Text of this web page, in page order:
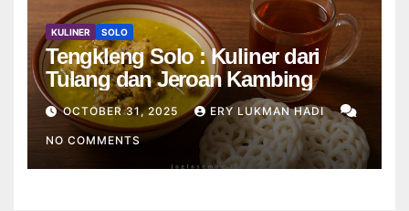
KULINER SOLO
Tengkleng Solo : Kuliner dari
Tulang dan Jeroan Kambing
OCTOBER 31, 2025 ERY LUKMAN HADI
NO COMMENTS